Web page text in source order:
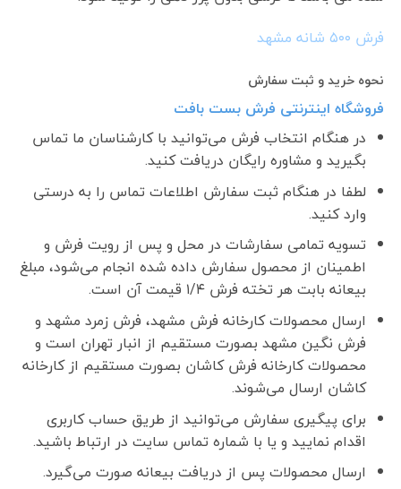
فرش ۵٠٠ شانه مشهد
نحوه خرید و ثبت سفارش
فروشگاه اینترنتی فرش بست بافت
در هنگام انتخاب فرش می‌توانید با کارشناسان ما تماس
بگیرید و مشاوره رایگان دریافت کنید.
لطفا در هنگام ثبت سفارش اطلاعات تماس را به درستی
وارد کنید.
تسویه تمامی سفارشات در محل و پس از رویت فرش و
اطمینان از محصول سفارش داده شده انجام می‌شود، مبلغ
بیعانه بابت هر تخته فرش ۱/۴ قیمت آن است.
ارسال محصولات کارخانه فرش مشهد، فرش زمرد مشهد و
فرش نگین مشهد بصورت مستقیم از انبار تهران است و
محصولات کارخانه فرش کاشان بصورت مستقیم از کارخانه
کاشان ارسال می‌شوند.
برای پیگیری سفارش می‌توانید از طریق حساب کاربری
اقدام نمایید و یا با شماره تماس سایت در ارتباط باشید.
ارسال محصولات پس از دریافت بیعانه صورت می‌گیرد.